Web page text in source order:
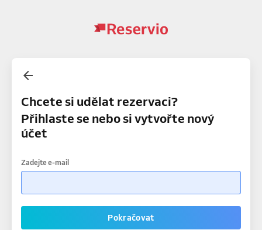
Chcete si udělat rezervaci?
Přihlaste se nebo si vytvořte nový
účet
Zadejte e-mail
Pokračovat